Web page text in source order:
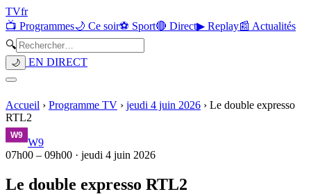
TVfr
📺 Programmes🌙 Ce soir⚽ Sport🔴 Direct▶ Replay📰 Actualités
🔍
🌙 EN DIRECT
Accueil › Programme TV › jeudi 4 juin 2026 › Le double expresso
RTL2
W9
07h00 – 09h00 · jeudi 4 juin 2026
Le double expresso RTL2